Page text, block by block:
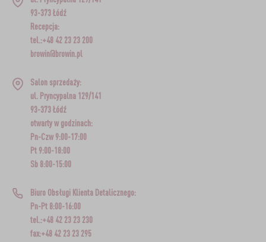
93-373 Łódź
Recepcja:
tel.:+48 42 23 23 200
browin@browin.pl
Salon sprzedaży:
ul. Pryncypalna 129/141
93-373 Łódź
otwarty w godzinach:
Pn-Czw 9:00-17:00
Pt 9:00-18:00
Sb 8:00-15:00
Biuro Obsługi Klienta Detalicznego:
Pn-Pt 8:00-16:00
tel.:+48 42 23 23 230
fax:+48 42 23 23 295